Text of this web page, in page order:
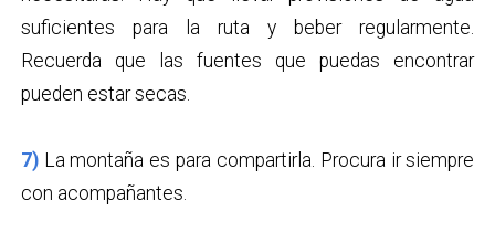
suficientes para la ruta y beber regularmente.
Recuerda que las fuentes que puedas encontrar
pueden estar secas.
7) La montaña es para compartirla. Procura ir siempre
con acompañantes.